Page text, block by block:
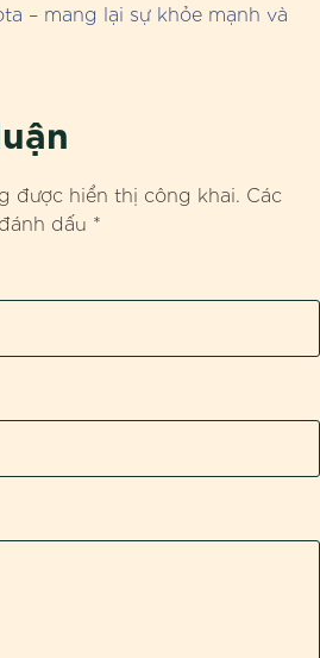
– mang lại sự khỏe mạnh và
được hiển thị công khai. Các
dấu *